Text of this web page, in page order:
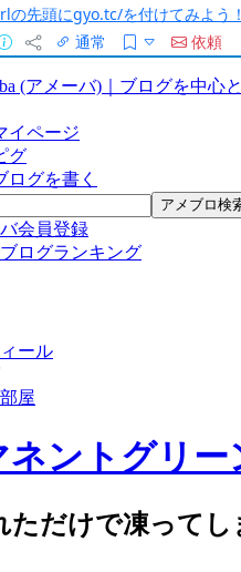
の先頭にgyo.tc/を付けてみよう！
通常
依頼